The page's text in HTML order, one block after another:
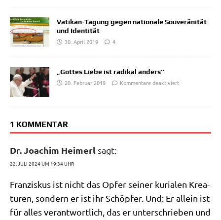
Vatikan-Tagung gegen nationale Souveränität
und Identität
30. April 2019
4
„Gottes Liebe ist radikal anders“
20. Februar 2019
Kommentare deaktiviert
1 KOMMENTAR
Dr. Joachim Heimerl sagt:
22. JULI 2024 UM 19:34 UHR
Fran­zis­kus ist nicht das Opfer sei­ner kuria­len Krea­
tu­ren, son­dern er ist ihr Schöp­fer. Und: Er allein ist
für alles ver­ant­wort­lich, das er unter­schrie­ben und